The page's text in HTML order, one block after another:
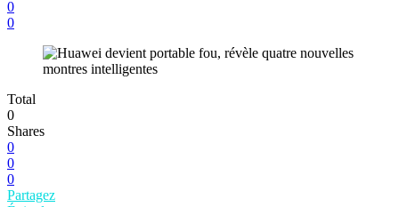
0
0
Total
0
Shares
0
0
0
Partagez